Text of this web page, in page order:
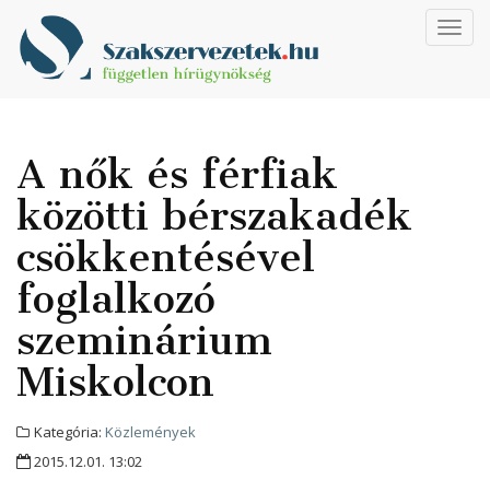
A nők és férfiak
közötti bérszakadék
csökkentésével
foglalkozó
szeminárium
Miskolcon
Kategória: Közlemények
2015.12.01. 13:02